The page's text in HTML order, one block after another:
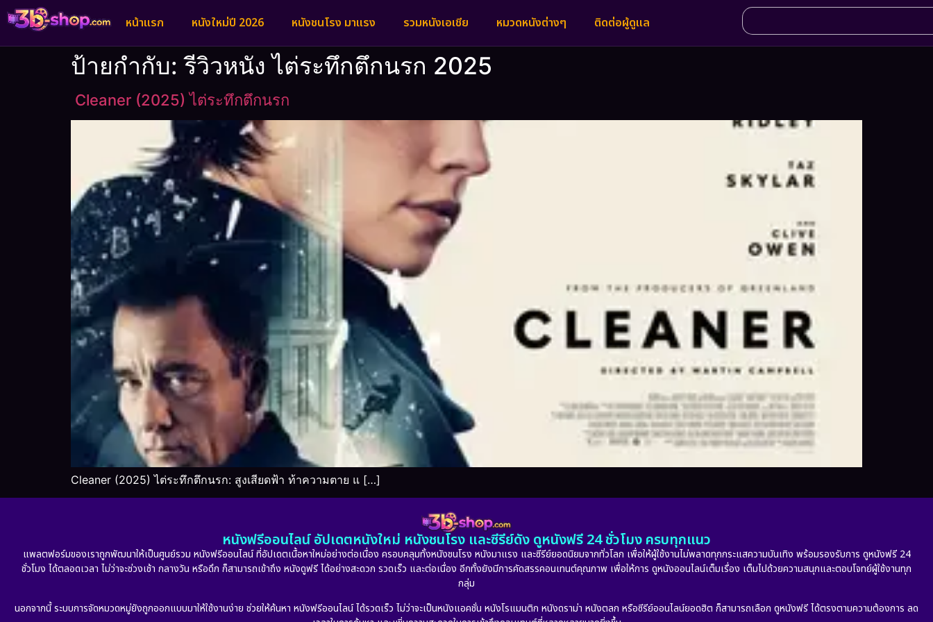
หน้าแรก หนังใหม่ปี 2026 หนังชนโรง มาแรง รวมหนังเอเชีย หมวดหนังต่างๆ ติดต่อผู้ดูแล
ป้ายกำกับ:รีวิวหนัง ไต่ระทึกตึกนรก 2025
Cleaner (2025) ไต่ระทึกตึกนรก
Cleaner (2025) ไต่ระทึกตึกนรก: สูงเสียดฟ้า ท้าความตาย แ […]
หนังฟรีออนไลน์ อัปเดตหนังใหม่ หนังชนโรง และซีรีย์ดัง ดูหนังฟรี 24 ชั่วโมง ครบทุกแนว
แพลตฟอร์มของเราถูกพัฒนาให้เป็นศูนย์รวม หนังฟรีออนไลน์ ที่อัปเดตเนื้อหาใหม่อย่างต่อเนื่อง ครอบคลุมทั้งหนังชนโรง หนังมาแรง และซีรีย์ยอดนิยมจากทั่วโลก เพื่อให้ผู้ใช้งานไม่พลาดทุกกระแสความบันเทิง พร้อมรองรับการ ดูหนังฟรี 24
ชั่วโมง ได้ตลอดเวลา ไม่ว่าจะช่วงเช้า กลางวัน หรือดึก ก็สามารถเข้าถึง หนังดูฟรี ได้อย่างสะดวก รวดเร็ว และต่อเนื่อง อีกทั้งยังมีการคัดสรรคอนเทนต์คุณภาพ เพื่อให้การ ดูหนังออนไลน์เต็มเรื่อง เต็มไปด้วยความสนุกและตอบโจทย์ผู้ใช้งานทุก
กลุ่ม
นอกจากนี้ ระบบการจัดหมวดหมู่ยังถูกออกแบบมาให้ใช้งานง่าย ช่วยให้ค้นหา หนังฟรีออนไลน์ ได้รวดเร็ว ไม่ว่าจะเป็นหนังแอคชั่น หนังโรแมนติก หนังดราม่า หนังตลก หรือซีรีย์ออนไลน์ยอดฮิต ก็สามารถเลือก ดูหนังฟรี ได้ตรงตามความต้องการ ลด